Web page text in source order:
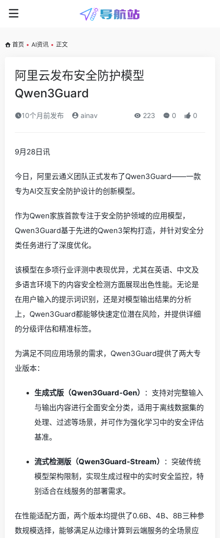
首页 • AI资讯 • 正文
阿里云发布安全防护模型
Qwen3Guard
10个月前发布 ainav 223 0 0
9月28日讯
今日，阿里云通义团队正式发布了Qwen3Guard——一款
专为AI交互安全防护设计的创新模型。
作为Qwen家族首款专注于安全防护领域的应用模型，
Qwen3Guard基于先进的Qwen3架构打造，并针对安全分
类任务进行了深度优化。
该模型在多项行业评测中表现优异，尤其在英语、中文及
多语言环境下的内容安全检测方面展现出色性能。无论是
在用户输入的提示词识别，还是对模型输出结果的分析
上，Qwen3Guard都能够快速定位潜在风险，并提供详细
的分级评估和精准标签。
为满足不同应用场景的需求，Qwen3Guard提供了两大专
业版本：
生成式版（Qwen3Guard-Gen） ：支持对完整输入
与输出内容进行全面安全分类，适用于离线数据集的
处理、过滤等场景，并可作为强化学习中的安全评估
基准。
流式检测版（Qwen3Guard-Stream） ：突破传统
模型架构限制，实现生成过程中的实时安全监控，特
别适合在线服务的部署需求。
在性能适配方面，两个版本均提供了0.6B、4B、8B三种参
数规模选择，能够满足从边缘计算到云端服务的全场景应